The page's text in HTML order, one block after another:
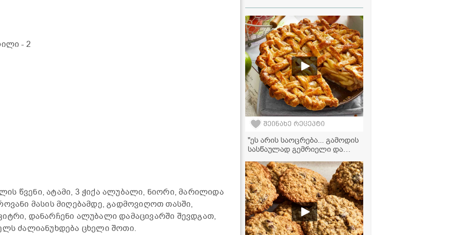
- 2
წვენი, ატამი, 3 ჭიქა ალუბალი, ნიორი, მარილიდა
მასის მიღებამდე, გადმოვიღოთ თასში,
დანარჩენი ალუბალი დამაცივარში შევდგათ,
ძალიანუხდება ცხელი შოთი.
შეინახე რეცეპტი
"ეს არის საოცრება... გამოდის
სასწაულად გემრიელი და
- ვაშლის ნამცხვრის რეცეპტი